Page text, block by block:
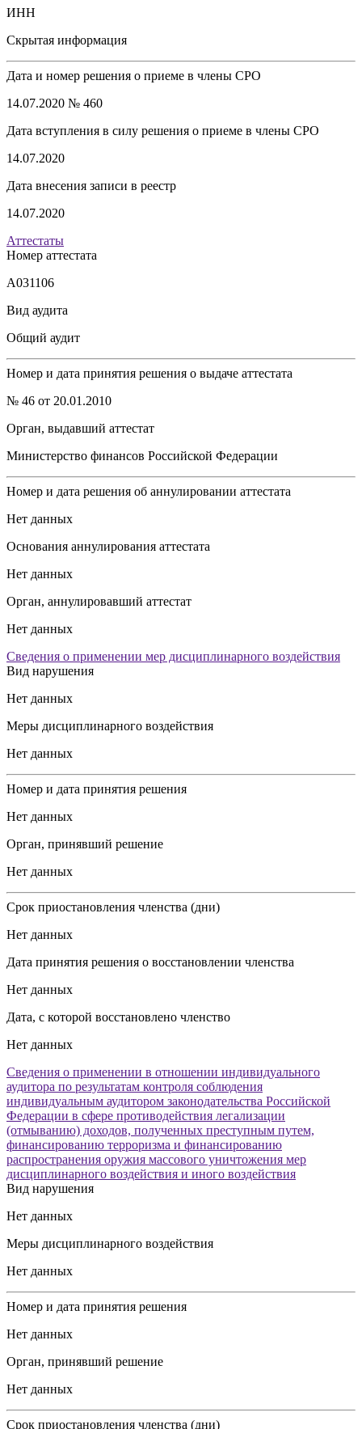
ИНН
Скрытая информация
Дата и номер решения о приеме в члены СРО
14.07.2020 № 460
Дата вступления в силу решения о приеме в члены СРО
14.07.2020
Дата внесения записи в реестр
14.07.2020
Аттестаты
Номер аттестата
А031106
Вид аудита
Общий аудит
Номер и дата принятия решения о выдаче аттестата
№ 46 от 20.01.2010
Орган, выдавший аттестат
Министерство финансов Российской Федерации
Номер и дата решения об аннулировании аттестата
Нет данных
Основания аннулирования аттестата
Нет данных
Орган, аннулировавший аттестат
Нет данных
Сведения о применении мер дисциплинарного воздействия
Вид нарушения
Нет данных
Меры дисциплинарного воздействия
Нет данных
Номер и дата принятия решения
Нет данных
Орган, принявший решение
Нет данных
Срок приостановления членства (дни)
Нет данных
Дата принятия решения о восстановлении членства
Нет данных
Дата, с которой восстановлено членство
Нет данных
Сведения о применении в отношении индивидуального
аудитора по результатам контроля соблюдения
индивидуальным аудитором законодательства Российской
Федерации в сфере противодействия легализации
(отмыванию) доходов, полученных преступным путем,
финансированию терроризма и финансированию
распространения оружия массового уничтожения мер
дисциплинарного воздействия и иного воздействия
Вид нарушения
Нет данных
Меры дисциплинарного воздействия
Нет данных
Номер и дата принятия решения
Нет данных
Орган, принявший решение
Нет данных
Срок приостановления членства (дни)